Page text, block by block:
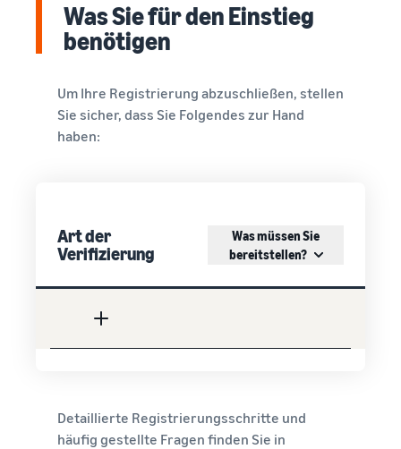
Was Sie für den Einstieg
benötigen
Um Ihre Registrierung abzuschließen, stellen
Sie sicher, dass Sie Folgendes zur Hand
haben:
Art der
Verifizierung
Was müssen Sie
bereitstellen?
Detaillierte Registrierungsschritte und
häufig gestellte Fragen finden Sie in